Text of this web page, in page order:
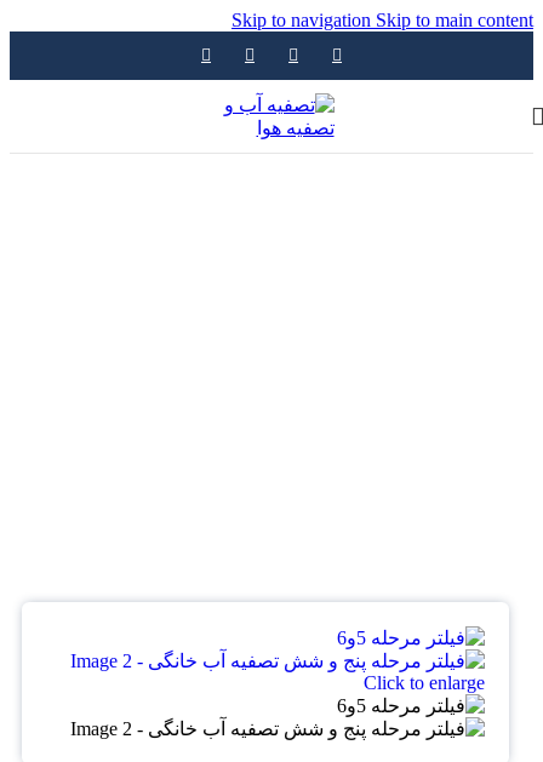
Skip to navigation Skip to main content
Click to enlarge